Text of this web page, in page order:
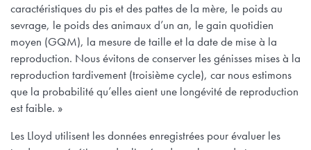
caractéristiques du pis et des pattes de la mère, le poids au
sevrage, le poids des animaux d’un an, le gain quotidien
moyen (GQM), la mesure de taille et la date de mise à la
reproduction. Nous évitons de conserver les génisses mises à la
reproduction tardivement (troisième cycle), car nous estimons
que la probabilité qu’elles aient une longévité de reproduction
est faible. »
Les Lloyd utilisent les données enregistrées pour évaluer les